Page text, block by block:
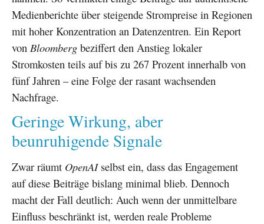
Medienberichte über steigende Strompreise in Regionen
mit hoher Konzentration an Datenzentren. Ein Report
von Bloomberg beziffert den Anstieg lokaler
Stromkosten teils auf bis zu 267 Prozent innerhalb von
fünf Jahren – eine Folge der rasant wachsenden
Nachfrage.
Geringe Wirkung, aber
beunruhigende Signale
Zwar räumt OpenAIselbst ein, dass das Engagement
auf diese Beiträge bislang minimal blieb. Dennoch
macht der Fall deutlich: Auch wenn der unmittelbare
Einfluss beschränkt ist, werden reale Probleme